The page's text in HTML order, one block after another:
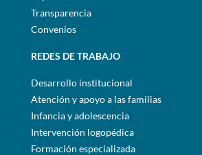
Transparencia
Convenios
REDES DE TRABAJO
Desarrollo institucional
Atención y apoyo a las familias
Infancia y adolescencia
Intervención logopédica
Formación especializada